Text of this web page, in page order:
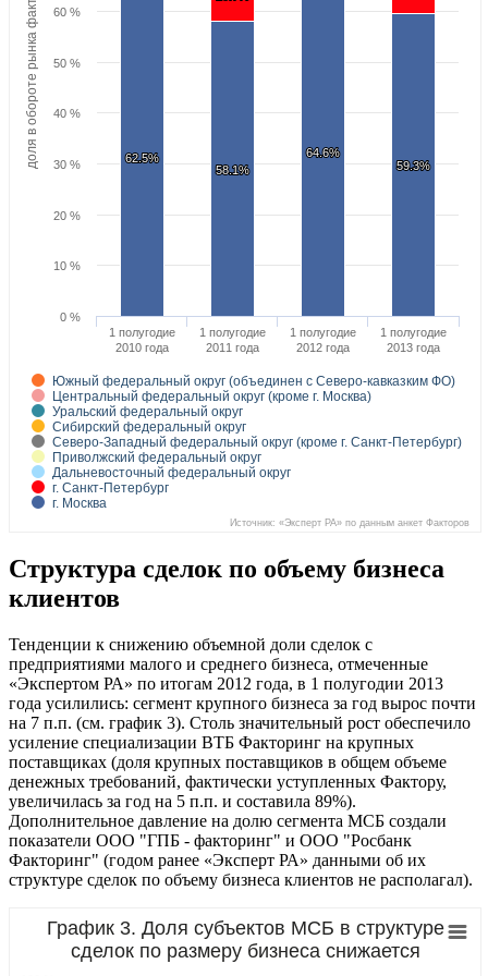
доля в обороте рынка факторинга 62.5%
62.5%
58.1%
58.1%
64.6%
64.6%
59.3%
59.3%
Южный федеральный округ (объединен с Северо-кавказким ФО)
Центральный федеральный округ (кроме г. Москва)
Уральский федеральный округ
Сибирский федеральный округ
Северо-Западный федеральный округ (кроме г. Санкт-Петербург)
Приволжский федеральный округ
Дальневосточный федеральный округ
г. Санкт-Петербург
г. Москва
1 полугодие
2010 года
1 полугодие
2011 года
1 полугодие
2012 года
1 полугодие
2013 года
0 %
10 %
20 %
30 %
40 %
50 %
60 %
Источник: «Эксперт РА» по данным анкет Факторов
Структура сделок по объему бизнеса
клиентов
Тенденции к снижению объемной доли сделок с
предприятиями малого и среднего бизнеса, отмеченные
«Экспертом РА» по итогам 2012 года, в 1 полугодии 2013
года усилились: сегмент крупного бизнеса за год вырос почти
на 7 п.п. (см. график 3). Столь значительный рост обеспечило
усиление специализации ВТБ Факторинг на крупных
поставщиках (доля крупных поставщиков в общем объеме
денежных требований, фактически уступленных Фактору,
увеличилась за год на 5 п.п. и составила 89%).
Дополнительное давление на долю сегмента МСБ создали
показатели ООО "ГПБ - факторинг" и ООО "Росбанк
Факторинг" (годом ранее «Эксперт РА» данными об их
структуре сделок по объему бизнеса клиентов не располагал).
График 3. Доля субъектов МСБ в структуре
сделок по размеру бизнеса снижается